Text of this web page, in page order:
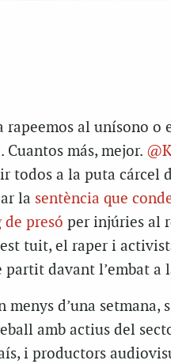
al unísono o
Cuantos más, mejor.
todos a la puta cárcel
la sentència que
presó per injúries al
tuit, el raper i
davant l’embat a
menys d’una setmana,
amb actius del
i productors